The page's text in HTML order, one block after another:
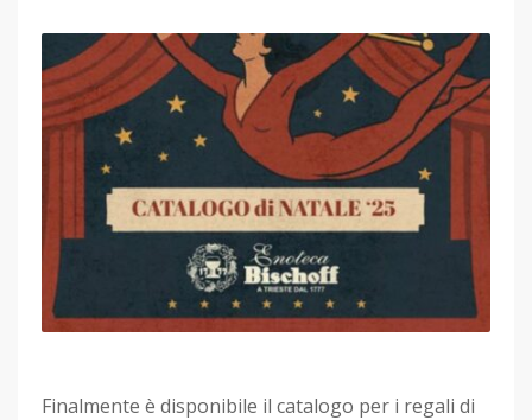
Finalmente è disponibile il catalogo per i regali di